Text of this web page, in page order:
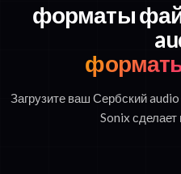
форматы
Загрузите ваш Сербский
Sonix сделает